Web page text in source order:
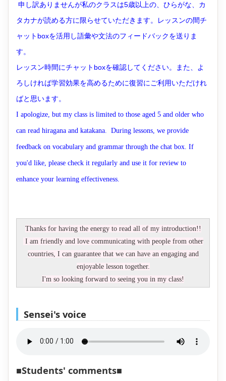
申し訳ありませんが私のクラスは5歳以上の、ひらがな、カ
タカナが読める方に限らせていただきます。レッスンの間チ
ャットboxを活用し語彙や文法のフィードバックを送りま
す。
レッスン時間にチャットboxを確認してください。また、よ
ろしければ学習効果を高めるために復習にご利用いただけれ
ばと思います。
I apologize, but my class is limited to those aged 5 and older who
can read hiragana and katakana. During lessons, we provide
feedback on vocabulary and grammar through the chat box. If
you'd like, please check it regularly and use it for review to
enhance your learning effectiveness.
Thanks for having the energy to read all of my introduction!!
I am friendly and love communicating with people from other
countries, I can guarantee that we can have an engaging and
enjoyable lesson together.
I'm so looking forward to seeing you in my class!
Sensei's voice
■Students' comments■